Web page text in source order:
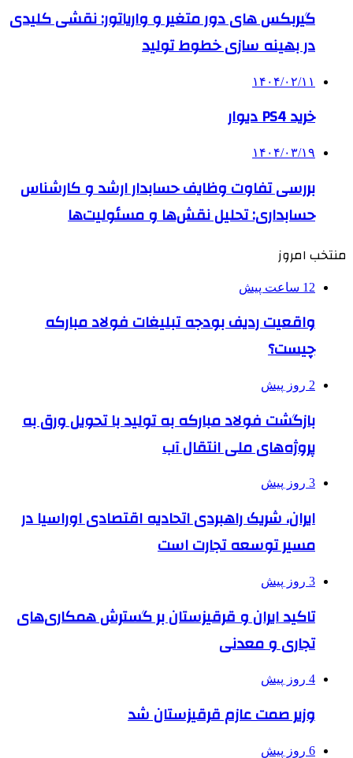
گیربکس های دور متغیر و واریاتور: نقشی کلیدی
در بهینه سازی خطوط تولید
۱۴۰۴/۰۲/۱۱
خرید PS4 دیوار
۱۴۰۴/۰۳/۱۹
بررسی تفاوت وظایف حسابدار ارشد و کارشناس
حسابداری: تحلیل نقش‌ها و مسئولیت‌ها
منتخب امروز
12 ساعت پیش
واقعیت ردیف بودجه تبلیغات فولاد مبارکه
چیست؟
2 روز پیش
بازگشت فولاد مبارکه به تولید با تحویل ورق به
پروژه‌های ملی انتقال آب
3 روز پیش
ایران، شریک راهبردی اتحادیه اقتصادی اوراسیا در
مسیر توسعه تجارت است
3 روز پیش
تاکید ایران و قرقیزستان بر گسترش همکاری‌های
تجاری و معدنی
4 روز پیش
وزیر صمت عازم قرقیزستان شد
6 روز پیش